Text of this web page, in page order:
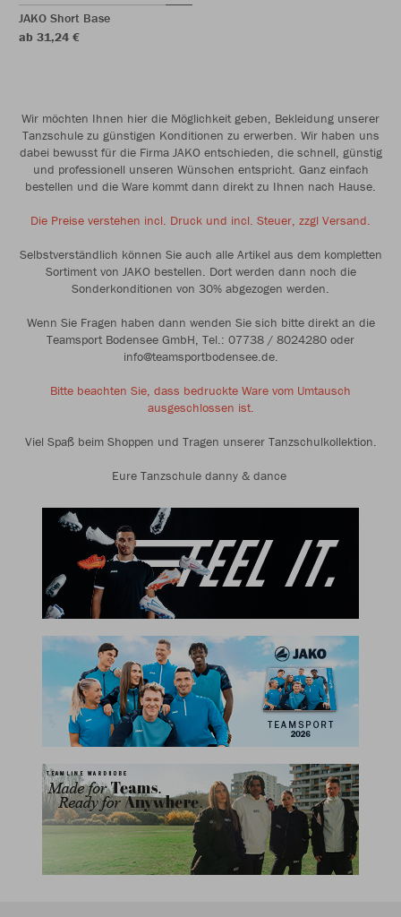
JAKO Short Base
ab 31,24 €
Wir möchten Ihnen hier die Möglichkeit geben, Bekleidung unserer
Tanzschule zu günstigen Konditionen zu erwerben. Wir haben uns
dabei bewusst für die Firma JAKO entschieden, die schnell, günstig
und professionell unseren Wünschen entspricht. Ganz einfach
bestellen und die Ware kommt dann direkt zu Ihnen nach Hause.
Die Preise verstehen incl. Druck und incl. Steuer, zzgl Versand.
Selbstverständlich können Sie auch alle Artikel aus dem kompletten
Sortiment von JAKO bestellen. Dort werden dann noch die
Sonderkonditionen von 30% abgezogen werden.
Wenn Sie Fragen haben dann wenden Sie sich bitte direkt an die
Teamsport Bodensee GmbH, Tel.: 07738 / 8024280 oder
info@teamsportbodensee.de.
Bitte beachten Sie, dass bedruckte Ware vom Umtausch
ausgeschlossen ist.
Viel Spaß beim Shoppen und Tragen unserer Tanzschulkollektion.
Eure Tanzschule danny & dance